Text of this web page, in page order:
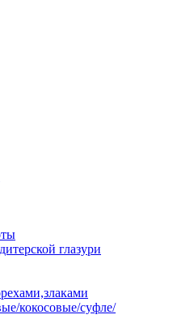
глазури
кокосовые/суфле/